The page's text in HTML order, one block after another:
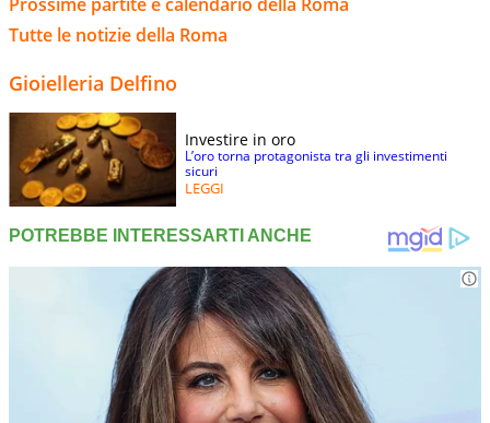
Tutte le notizie della Roma
Gioielleria Delfino
Investire in oro
L’oro torna protagonista tra gli investimenti
sicuri
LEGGI